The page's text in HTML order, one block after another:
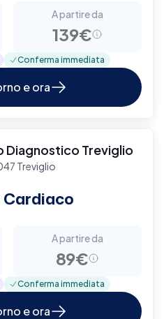
A partire da
139€
Conferma immediata
e ora
Diagnostico Treviglio
Treviglio
A partire da
89€
Conferma immediata
e ora